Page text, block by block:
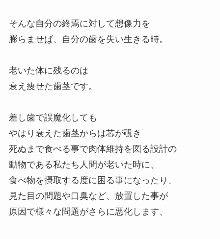
そんな自分の終焉に対して想像力を
膨らませば、自分の歯を失い生きる時。
老いた体に残るのは
衰え痩せた歯茎です。
差し歯で誤魔化しても
やはり衰えた歯茎からは芯が覗き
死ぬまで食べる事で肉体維持を図る設計の
動物である私たち人間が老いた時に、
食べ物を摂取する度に困る事になったり、
見た目の問題や口臭など、放置した事が
原因で様々な問題がさらに悪化します、